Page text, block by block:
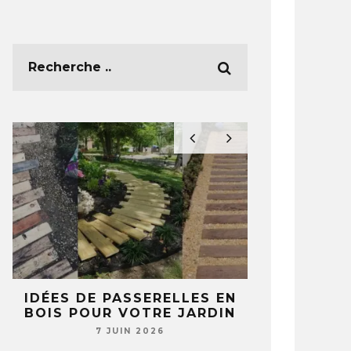
IDÉES DE PASSERELLES EN
BOIS POUR VOTRE JARDIN
7 JUIN 2026